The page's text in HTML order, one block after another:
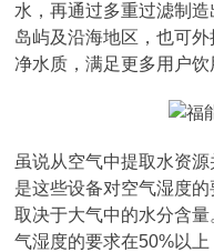
水，再通过多重过滤制
岛屿及沿海地区，也可
净水质，满足更多用户饮
虽说从空气中提取水资
是这些设备对空气湿度
取决于大气中的水分含
气湿度的要求在50%以